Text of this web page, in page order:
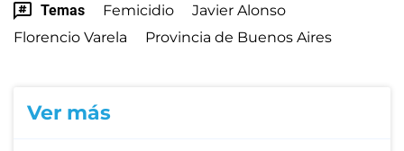
Temas Femicidio
Javier Alonso
Florencio Varela
Provincia de Buenos Aires
Ver más